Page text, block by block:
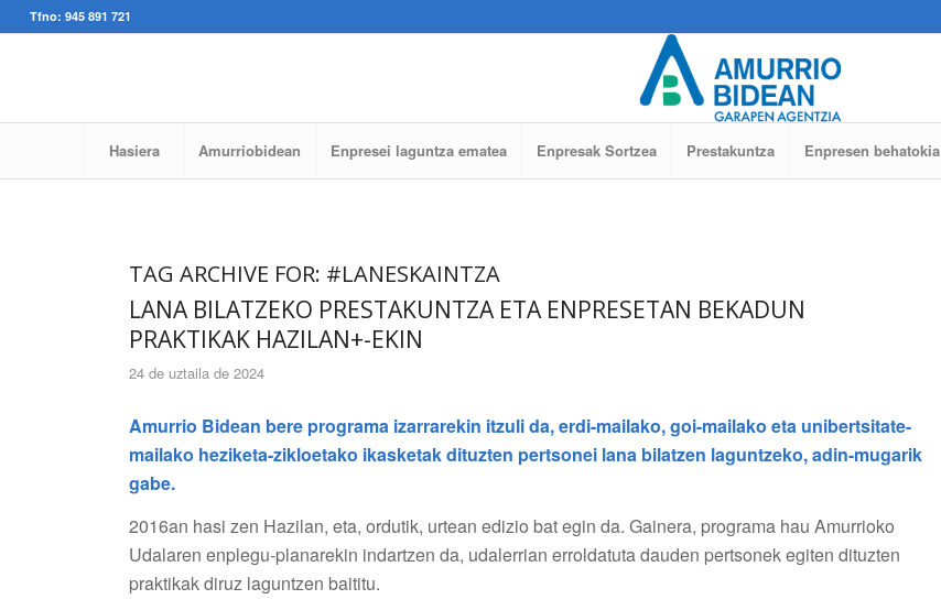
Tfno: 945 891 721
Hasiera Amurriobidean Enpresei laguntza ematea Enpresak Sortzea Prestakuntza Enpresen behatokia
TAG ARCHIVE FOR: #LANESKAINTZA
LANA BILATZEKO PRESTAKUNTZA ETA ENPRESETAN BEKADUN
PRAKTIKAK HAZILAN+-EKIN
24 de uztaila de 2024
Amurrio Bidean bere programa izarrarekin itzuli da, erdi-mailako, goi-mailako eta unibertsitate-
mailako heziketa-zikloetako ikasketak dituzten pertsonei lana bilatzen laguntzeko, adin-mugarik
gabe.
2016an hasi zen Hazilan, eta, ordutik, urtean edizio bat egin da. Gainera, programa hau Amurrioko
Udalaren enplegu-planarekin indartzen da, udalerrian erroldatuta dauden pertsonek egiten dituzten
praktikak diruz laguntzen baititu.